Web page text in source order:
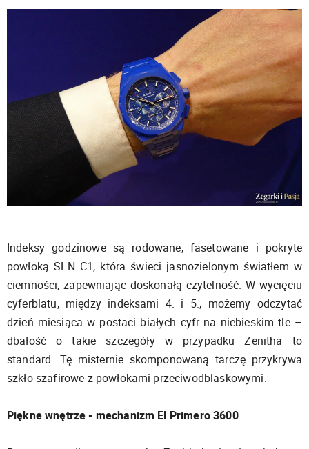
Indeksy godzinowe są rodowane, fasetowane i pokryte
powłoką SLN C1, która świeci jasnozielonym światłem w
ciemności, zapewniając doskonałą czytelność. W wycięciu
cyferblatu, między indeksami 4. i 5., możemy odczytać
dzień miesiąca w postaci białych cyfr na niebieskim tle –
dbałość o takie szczegóły w przypadku Zenitha to
standard. Tę misternie skomponowaną tarczę przykrywa
szkło szafirowe z powłokami przeciwodblaskowymi.
Piękne wnętrze - mechanizm El Primero 3600